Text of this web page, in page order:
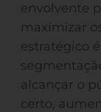
envolvente
maximizar
estratégico
alcançar o
certo,